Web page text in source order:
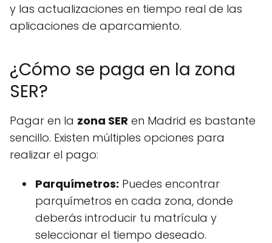
y las actualizaciones en tiempo real de las
aplicaciones de aparcamiento.
¿Cómo se paga en la zona
SER?
Pagar en la zona SER en Madrid es bastante
sencillo. Existen múltiples opciones para
realizar el pago:
Parquímetros: Puedes encontrar
parquímetros en cada zona, donde
deberás introducir tu matrícula y
seleccionar el tiempo deseado.